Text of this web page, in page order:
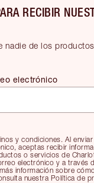
RECIBIR
nadie de los
y condiciones. Al
aceptas recibir
o servicios de
electrónico y a través
información sobre
nuestra Política de
electrónico